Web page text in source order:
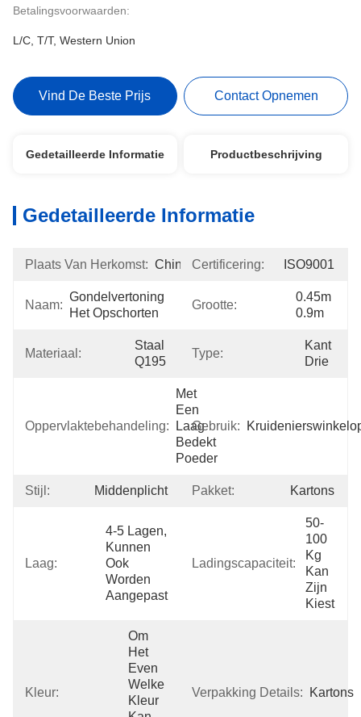
Betalingsvoorwaarden:
L/C, T/T, Western Union
Vind De Beste Prijs Contact Opnemen
Gedetailleerde Informatie Productbeschrijving
Gedetailleerde Informatie
Plaats Van Herkomst: China Certificering: ISO9001
Naam:
Gondelvertoning
Het Opschorten
Grootte:
0.45m
0.9m
Materiaal:
Staal
Q195
Type:
Kant
Drie
Oppervlaktebehandeling:
Met
Een
Laag
Bedekt
Poeder
Gebruik:
Stijl: Middenplicht Pakket: Kartons
Laag:
4-5 Lagen,
Kunnen
Ook
Worden
Aangepast
Ladingscapaciteit:
50-
100
Kg
Kan
Zijn
Kiest
Kleur:
Om
Het
Even
Welke
Kleur
Verpakking Details: Kartons